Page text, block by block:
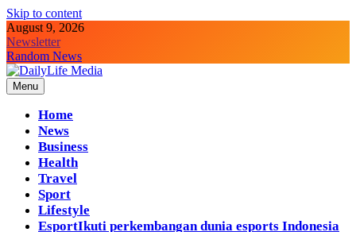
Skip to content
August 9, 2026
Newsletter
Random News
DailyLife Media
Accurate and Reliable News For Your Needs
Menu
Home
News
Business
Health
Travel
Sport
Lifestyle
EsportIkuti perkembangan dunia esports Indonesia